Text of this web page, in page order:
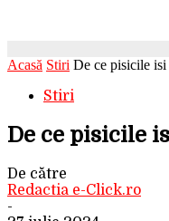
Acasă Stiri De ce pisicile isi
Stiri
De ce pisicile
De către
Redactia e-Click.ro
-